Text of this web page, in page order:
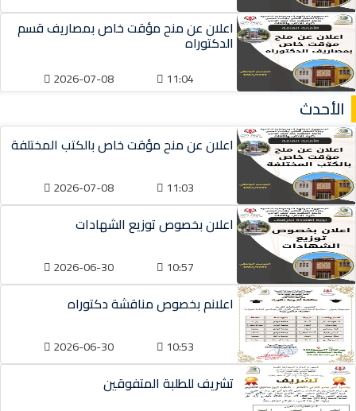
اعلان عن منح مؤقت خاص بمصاريف قسم
الدكتوراه
11:04
2026-07-08
الأحدث
اعلان عن منح مؤقت خاص بالكتب المختلفة
11:03
2026-07-08
اعلان بخصوص توزيع الشهادات
10:57
2026-06-30
اعلانم بخصوص مناقشة دكتوراه
10:53
2026-06-30
تشريف للطلبة المتفوقين